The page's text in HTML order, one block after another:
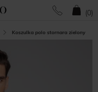
(0)
Koszulka polo stornara zielony